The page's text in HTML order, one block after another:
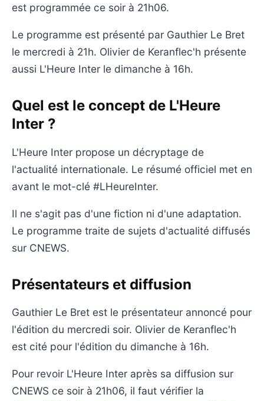
est programmée ce soir à 21h06.
Le programme est présenté par Gauthier Le Bret
le mercredi à 21h. Olivier de Keranflec'h présente
aussi L'Heure Inter le dimanche à 16h.
Quel est le concept de L'Heure
Inter ?
L'Heure Inter propose un décryptage de
l'actualité internationale. Le résumé officiel met en
avant le mot-clé #LHeureInter.
Il ne s'agit pas d'une fiction ni d'une adaptation.
Le programme traite de sujets d'actualité diffusés
sur CNEWS.
Présentateurs et diffusion
Gauthier Le Bret est le présentateur annoncé pour
l'édition du mercredi soir. Olivier de Keranflec'h
est cité pour l'édition du dimanche à 16h.
Pour revoir L'Heure Inter après sa diffusion sur
CNEWS ce soir à 21h06, il faut vérifier la